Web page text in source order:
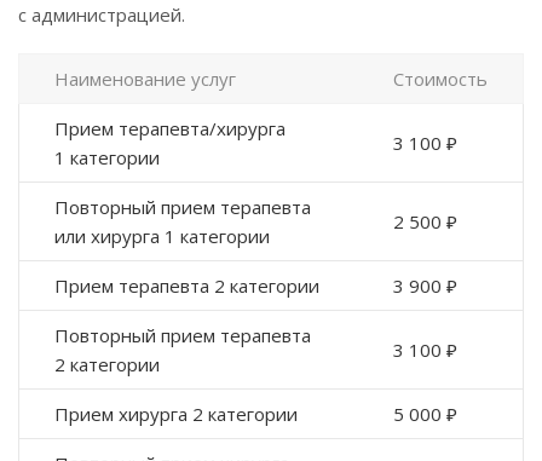
с администрацией.
Наименование услуг Стоимость
Прием терапевта/хирурга
1 категории
3 100 ₽
Повторный прием терапевта
или хирурга 1 категории
2 500 ₽
Прием терапевта 2 категории 3 900 ₽
Повторный прием терапевта
2 категории
3 100 ₽
Прием хирурга 2 категории 5 000 ₽